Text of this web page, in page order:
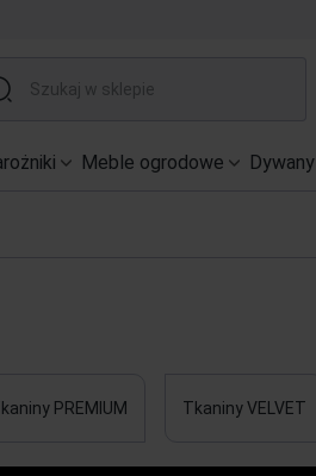
Meble ogrodowe Dywany
PREMIUM Tkaniny VELVET